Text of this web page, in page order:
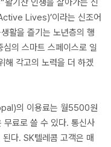
활기찬 인생을 살아가는 신
Lives)’이라는 신조어
활을 즐기는 노년층의 행
의 스마트 스페이스로 일
해 각고의 노력을 더 하겠
의 이용료는 월5500원
료로 쓸 수 있다. 통신사
다. SK텔레콤 고객은 매